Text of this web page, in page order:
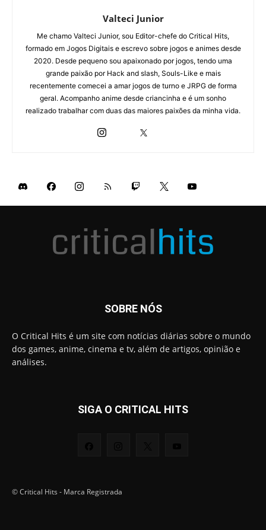
Valteci Junior
Me chamo Valteci Junior, sou Editor-chefe do Critical Hits,
formado em Jogos Digitais e escrevo sobre jogos e animes desde
2020. Desde pequeno sou apaixonado por jogos, tendo uma
grande paixão por Hack and slash, Souls-Like e mais
recentemente comecei a amar jogos de turno e JRPG de forma
geral. Acompanho anime desde criancinha e é um sonho
realizado trabalhar com duas das maiores paixões da minha vida.
SOBRE NÓS
O Critical Hits é um site com notícias diárias sobre o mundo
dos games, anime, cinema e tv, além de artigos, opinião e
análises.
SIGA O CRITICAL HITS
© Critical Hits - Marca Registrada